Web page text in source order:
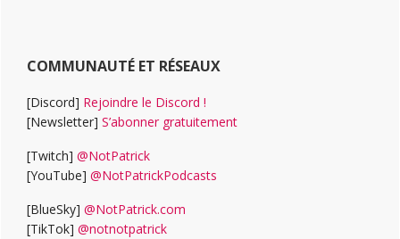
COMMUNAUTÉ ET RÉSEAUX
[Discord] Rejoindre le Discord !
[Newsletter] S’abonner gratuitement
[Twitch] @NotPatrick
[YouTube] @NotPatrickPodcasts
[BlueSky] @NotPatrick.com
[TikTok] @notnotpatrick